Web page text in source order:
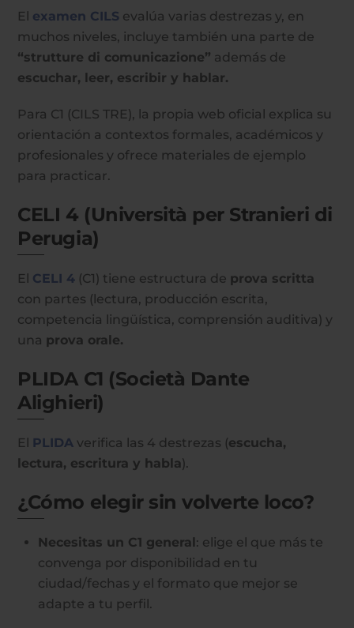
El examen CILS evalúa varias destrezas y, en
muchos niveles, incluye también una parte de
“strutture di comunicazione” además de
escuchar, leer, escribir y hablar.
Para C1 (CILS TRE), la propia web oficial explica su
orientación a contextos formales, académicos y
profesionales y ofrece materiales de ejemplo
para practicar.
CELI 4 (Università per Stranieri di
Perugia)
El CELI 4 (C1) tiene estructura de prova scritta
con partes (lectura, producción escrita,
competencia lingüística, comprensión auditiva) y
una prova orale.
PLIDA C1 (Società Dante
Alighieri)
El PLIDA verifica las 4 destrezas (escucha,
lectura, escritura y habla).
¿Cómo elegir sin volverte loco?
Necesitas un C1 general: elige el que más te
convenga por disponibilidad en tu
ciudad/fechas y el formato que mejor se
adapte a tu perfil.